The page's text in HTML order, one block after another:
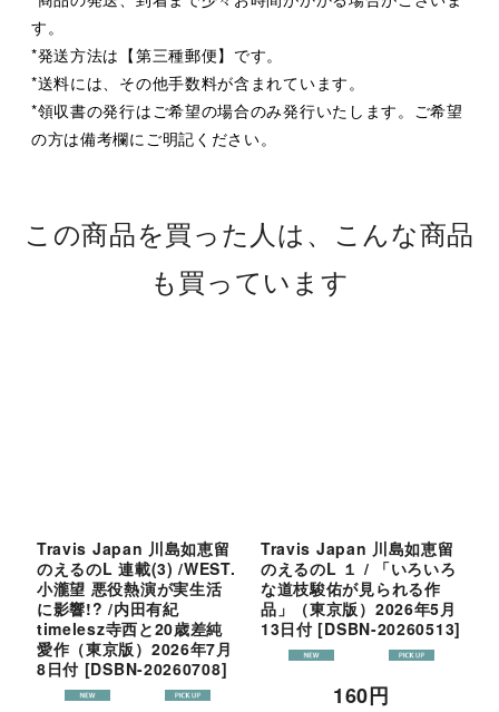
す。
*発送方法は【第三種郵便】です。
*送料には、その他手数料が含まれています。
*領収書の発行はご希望の場合のみ発行いたします。ご希望
の方は備考欄にご明記ください。
この商品を買った人は、こんな商品
も買っています
Travis Japan 川島如恵留
のえるのL 連載(3) /WEST.
小瀧望 悪役熱演が実生活
に影響!? /内田有紀
timelesz寺西と20歳差純
愛作（東京版）2026年7月
8日付 [DSBN-20260708]
Travis Japan 川島如恵留
のえるのL １ / 「いろいろ
な道枝駿佑が見られる作
品」（東京版）2026年5月
13日付 [DSBN-20260513]
160円